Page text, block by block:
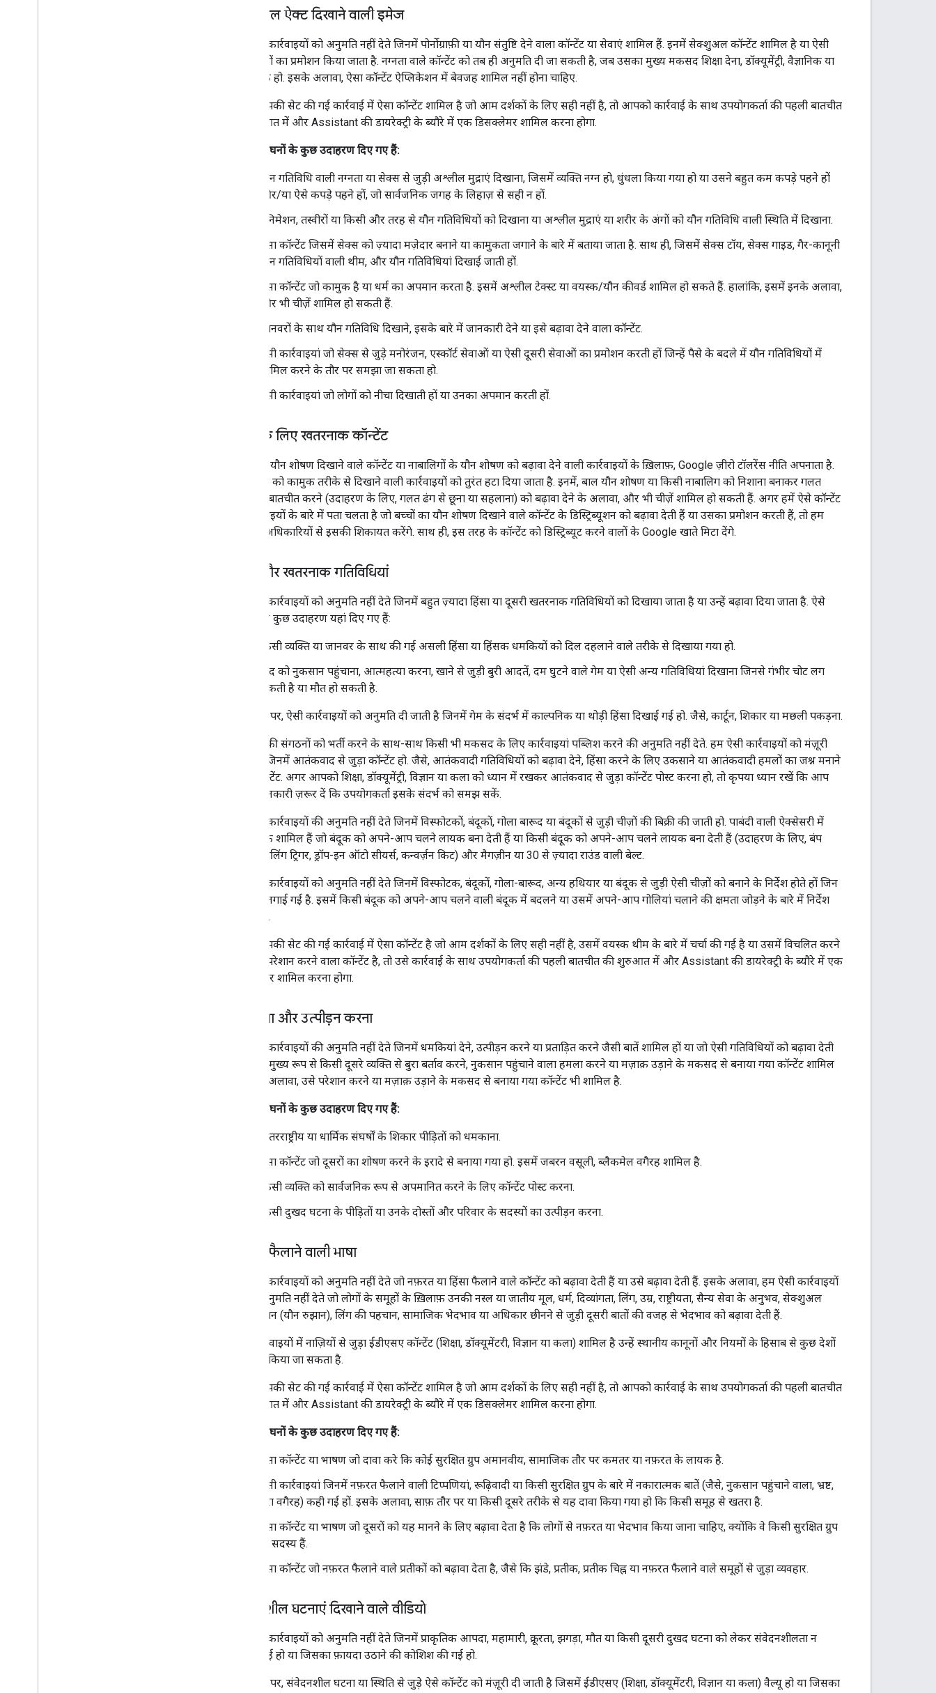
सेक्शुअल ऐक्ट दिखाने वाली इमेज
हम ऐसी कार्रवाइयों को अनुमति नहीं देते जिनमें पोर्नोग्राफ़ी या यौन संतुष्टि देने वाला कॉन्टेंट या सेवाएं शामिल हैं. इनमें सेक्शुअल कॉन्टेंट शामिल है या ऐसी
कार्रवाइयों का प्रमोशन किया जाता है. नग्नता वाले कॉन्टेंट को तब ही अनुमति दी जा सकती है, जब उसका मुख्य मकसद शिक्षा देना, डॉक्यूमेंट्री, वैज्ञानिक या
कलात्मक हो. इसके अलावा, ऐसा कॉन्टेंट ऐप्लिकेशन में बेवजह शामिल नहीं होना चाहिए.
अगर आपकी सेट की गई कार्रवाई में ऐसा कॉन्टेंट शामिल है जो आम दर्शकों के लिए सही नहीं है, तो आपको कार्रवाई के साथ उपयोगकर्ता की पहली बातचीत
की शुरुआत में और Assistant की डायरेक्ट्री के ब्यौरे में एक डिसक्लेमर शामिल करना होगा.
यहां उल्लंघनों के कुछ उदाहरण दिए गए हैं:
यौन गतिविधि वाली नग्नता या सेक्स से जुड़ी अश्लील मुद्राएं दिखाना, जिसमें व्यक्ति नग्न हो, धुंधला किया गया हो या उसने बहुत कम कपड़े पहने हों
और/या ऐसे कपड़े पहने हों, जो सार्वजनिक जगह के लिहाज़ से सही न हों.
ऐनिमेशन, तस्वीरों या किसी और तरह से यौन गतिविधियों को दिखाना या अश्लील मुद्राएं या शरीर के अंगों को यौन गतिविधि वाली स्थिति में दिखाना.
ऐसा कॉन्टेंट जिसमें सेक्स को ज़्यादा मज़ेदार बनाने या कामुकता जगाने के बारे में बताया जाता है. साथ ही, जिसमें सेक्स टॉय, सेक्स गाइड, गैर-कानूनी
यौन गतिविधियों वाली थीम, और यौन गतिविधियां दिखाई जाती हों.
ऐसा कॉन्टेंट जो कामुक है या धर्म का अपमान करता है. इसमें अश्लील टेक्स्ट या वयस्क/यौन कीवर्ड शामिल हो सकते हैं. हालांकि, इसमें इनके अलावा,
और भी चीज़ें शामिल हो सकती हैं.
जानवरों के साथ यौन गतिविधि दिखाने, इसके बारे में जानकारी देने या इसे बढ़ावा देने वाला कॉन्टेंट.
ऐसी कार्रवाइयां जो सेक्स से जुड़े मनोरंजन, एस्कॉर्ट सेवाओं या ऐसी दूसरी सेवाओं का प्रमोशन करती हों जिन्हें पैसे के बदले में यौन गतिविधियों में
शामिल करने के तौर पर समझा जा सकता हो.
ऐसी कार्रवाइयां जो लोगों को नीचा दिखाती हों या उनका अपमान करती हों.
बच्चों के लिए खतरनाक कॉन्टेंट
बच्चों का यौन शोषण दिखाने वाले कॉन्टेंट या नाबालिगों के यौन शोषण को बढ़ावा देने वाली कार्रवाइयों के ख़िलाफ़, Google ज़ीरो टॉलरेंस नीति अपनाता है.
नाबालिगों को कामुक तरीके से दिखाने वाली कार्रवाइयों को तुरंत हटा दिया जाता है. इनमें, बाल यौन शोषण या किसी नाबालिग को निशाना बनाकर गलत
तरीके से बातचीत करने (उदाहरण के लिए, गलत ढंग से छूना या सहलाना) को बढ़ावा देने के अलावा, और भी चीज़ें शामिल हो सकती हैं. अगर हमें ऐसे कॉन्टेंट
या कार्रवाइयों के बारे में पता चलता है जो बच्चों का यौन शोषण दिखाने वाले कॉन्टेंट के डिस्ट्रिब्यूशन को बढ़ावा देती हैं या उसका प्रमोशन करती हैं, तो हम
संबंधित अधिकारियों से इसकी शिकायत करेंगे. साथ ही, इस तरह के कॉन्टेंट को डिस्ट्रिब्यूट करने वालों के Google खाते मिटा देंगे.
हिंसा और खतरनाक गतिविधियां
हम ऐसी कार्रवाइयों को अनुमति नहीं देते जिनमें बहुत ज़्यादा हिंसा या दूसरी खतरनाक गतिविधियों को दिखाया जाता है या उन्हें बढ़ावा दिया जाता है. ऐसे
कॉन्टेंट के कुछ उदाहरण यहां दिए गए हैं:
किसी व्यक्ति या जानवर के साथ की गई असली हिंसा या हिंसक धमकियों को दिल दहलाने वाले तरीके से दिखाया गया हो.
खुद को नुकसान पहुंचाना, आत्महत्या करना, खाने से जुड़ी बुरी आदतें, दम घुटने वाले गेम या ऐसी अन्य गतिविधियां दिखाना जिनसे गंभीर चोट लग
सकती है या मौत हो सकती है.
आम तौर पर, ऐसी कार्रवाइयों को अनुमति दी जाती है जिनमें गेम के संदर्भ में काल्पनिक या थोड़ी हिंसा दिखाई गई हो. जैसे, कार्टून, शिकार या मछली पकड़ना.
हम आतंकी संगठनों को भर्ती करने के साथ-साथ किसी भी मकसद के लिए कार्रवाइयां पब्लिश करने की अनुमति नहीं देते. हम ऐसी कार्रवाइयों को मंज़ूरी
नहीं देते जिनमें आतंकवाद से जुड़ा कॉन्टेंट हो. जैसे, आतंकवादी गतिविधियों को बढ़ावा देने, हिंसा करने के लिए उकसाने या आतंकवादी हमलों का जश्न मनाने
वाला कॉन्टेंट. अगर आपको शिक्षा, डॉक्यूमेंट्री, विज्ञान या कला को ध्यान में रखकर आतंकवाद से जुड़ा कॉन्टेंट पोस्ट करना हो, तो कृपया ध्यान रखें कि आप
इतनी जानकारी ज़रूर दें कि उपयोगकर्ता इसके संदर्भ को समझ सकें.
हम ऐसी कार्रवाइयों की अनुमति नहीं देते जिनमें विस्फोटकों, बंदूकों, गोला बारूद या बंदूकों से जुड़ी चीज़ों की बिक्री की जाती हो. पाबंदी वाली ऐक्सेसरी में
ऐसी बंदूक शामिल हैं जो बंदूक को अपने-आप चलने लायक बना देती हैं या किसी बंदूक को अपने-आप चलने लायक बना देती हैं (उदाहरण के लिए, बंप
स्टॉक, गैटलिंग ट्रिगर, ड्रॉप-इन ऑटो सीयर्स, कन्वर्ज़न किट) और मैगज़ीन या 30 से ज़्यादा राउंड वाली बेल्ट.
हम ऐसी कार्रवाइयों को अनुमति नहीं देते जिनमें विस्फोटक, बंदूकों, गोला-बारूद, अन्य हथियार या बंदूक से जुड़ी ऐसी चीज़ों को बनाने के निर्देश होते हों जिन
पर रोक लगाई गई है. इसमें किसी बंदूक को अपने-आप चलने वाली बंदूक में बदलने या उसमें अपने-आप गोलियां चलाने की क्षमता जोड़ने के बारे में निर्देश
शामिल हैं.
अगर आपकी सेट की गई कार्रवाई में ऐसा कॉन्टेंट है जो आम दर्शकों के लिए सही नहीं है, उसमें वयस्क थीम के बारे में चर्चा की गई है या उसमें विचलित करने
वाला या परेशान करने वाला कॉन्टेंट है, तो उसे कार्रवाई के साथ उपयोगकर्ता की पहली बातचीत की शुरुआत में और Assistant की डायरेक्ट्री के ब्यौरे में एक
डिसक्लेमर शामिल करना होगा.
धमकाना और उत्पीड़न करना
हम ऐसी कार्रवाइयों की अनुमति नहीं देते जिनमें धमकियां देने, उत्पीड़न करने या प्रताड़ित करने जैसी बातें शामिल हों या जो ऐसी गतिविधियों को बढ़ावा देती
हों. इसमें मुख्य रूप से किसी दूसरे व्यक्ति से बुरा बर्ताव करने, नुकसान पहुंचाने वाला हमला करने या मज़ाक़ उड़ाने के मकसद से बनाया गया कॉन्टेंट शामिल
है. इसके अलावा, उसे परेशान करने या मज़ाक़ उड़ाने के मकसद से बनाया गया कॉन्टेंट भी शामिल है.
यहां उल्लंघनों के कुछ उदाहरण दिए गए हैं:
अंतरराष्ट्रीय या धार्मिक संघर्षों के शिकार पीड़ितों को धमकाना.
ऐसा कॉन्टेंट जो दूसरों का शोषण करने के इरादे से बनाया गया हो. इसमें जबरन वसूली, ब्लैकमेल वगैरह शामिल है.
किसी व्यक्ति को सार्वजनिक रूप से अपमानित करने के लिए कॉन्टेंट पोस्ट करना.
किसी दुखद घटना के पीड़ितों या उनके दोस्तों और परिवार के सदस्यों का उत्पीड़न करना.
नफ़रत फैलाने वाली भाषा
हम ऐसी कार्रवाइयों को अनुमति नहीं देते जो नफ़रत या हिंसा फैलाने वाले कॉन्टेंट को बढ़ावा देती हैं या उसे बढ़ावा देती हैं. इसके अलावा, हम ऐसी कार्रवाइयों
को भी अनुमति नहीं देते जो लोगों के समूहों के ख़िलाफ़ उनकी नस्ल या जातीय मूल, धर्म, दिव्यांगता, लिंग, उम्र, राष्ट्रीयता, सैन्य सेवा के अनुभव, सेक्शुअल
ओरिएंटेशन (यौन रुझान), लिंग की पहचान, सामाजिक भेदभाव या अधिकार छीनने से जुड़ी दूसरी बातों की वजह से भेदभाव को बढ़ावा देती हैं.
जिन कार्रवाइयों में नाज़ियों से जुड़ा ईडीएसए कॉन्टेंट (शिक्षा, डॉक्यूमेंटरी, विज्ञान या कला) शामिल है उन्हें स्थानीय कानूनों और नियमों के हिसाब से कुछ देशों
में ब्लॉक किया जा सकता है.
अगर आपकी सेट की गई कार्रवाई में ऐसा कॉन्टेंट शामिल है जो आम दर्शकों के लिए सही नहीं है, तो आपको कार्रवाई के साथ उपयोगकर्ता की पहली बातचीत
की शुरुआत में और Assistant की डायरेक्ट्री के ब्यौरे में एक डिसक्लेमर शामिल करना होगा.
यहां उल्लंघनों के कुछ उदाहरण दिए गए हैं:
ऐसा कॉन्टेंट या भाषण जो दावा करे कि कोई सुरक्षित ग्रुप अमानवीय, सामाजिक तौर पर कमतर या नफ़रत के लायक है.
ऐसी कार्रवाइयां जिनमें नफ़रत फैलाने वाली टिप्पणियां, रूढ़िवादी या किसी सुरक्षित ग्रुप के बारे में नकारात्मक बातें (जैसे, नुकसान पहुंचाने वाला, भ्रष्ट,
बुरा वगैरह) कही गई हों. इसके अलावा, साफ़ तौर पर या किसी दूसरे तरीके से यह दावा किया गया हो कि किसी समूह से खतरा है.
ऐसा कॉन्टेंट या भाषण जो दूसरों को यह मानने के लिए बढ़ावा देता है कि लोगों से नफ़रत या भेदभाव किया जाना चाहिए, क्योंकि वे किसी सुरक्षित ग्रुप
के सदस्य हैं.
ऐसा कॉन्टेंट जो नफ़रत फैलाने वाले प्रतीकों को बढ़ावा देता है, जैसे कि झंडे, प्रतीक, प्रतीक चिह्न या नफ़रत फैलाने वाले समूहों से जुड़ा व्यवहार.
संवेदनशील घटनाएं दिखाने वाले वीडियो
हम ऐसी कार्रवाइयों को अनुमति नहीं देते जिनमें प्राकृतिक आपदा, महामारी, क्रूरता, झगड़ा, मौत या किसी दूसरी दुखद घटना को लेकर संवेदनशीलता न
दिखाई गई हो या जिसका फ़ायदा उठाने की कोशिश की गई हो.
आम तौर पर, संवेदनशील घटना या स्थिति से जुड़े ऐसे कॉन्टेंट को मंज़ूरी दी जाती है जिसमें ईडीएसए (शिक्षा, डॉक्यूमेंटरी, विज्ञान या कला) वैल्यू हो या जिसका